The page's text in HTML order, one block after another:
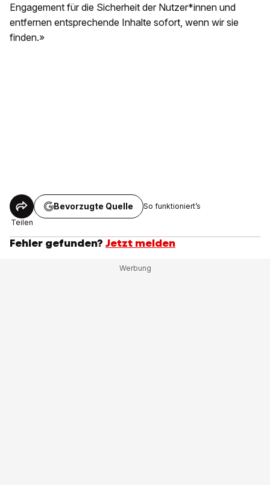
Engagement für die Sicherheit der Nutzer*innen und
entfernen entsprechende Inhalte sofort, wenn wir sie
finden.»
Teilen
Bevorzugte Quelle So funktioniert’s
Fehler gefunden? Jetzt melden